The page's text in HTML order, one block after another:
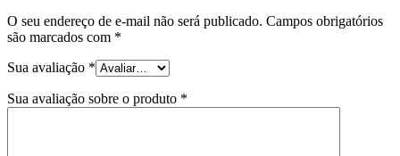
O seu endereço de e-mail não será publicado. Campos obrigatórios
são marcados com *
Sua avaliação *
Sua avaliação sobre o produto *